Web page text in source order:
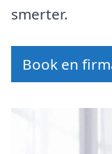
smerter.
Book en